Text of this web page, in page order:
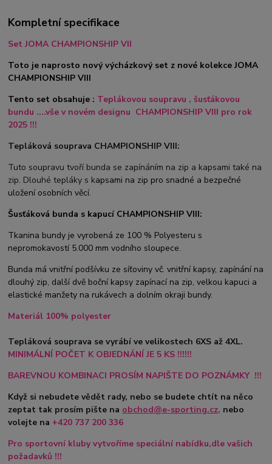
Kompletní specifikace
Set JOMA CHAMPIONSHIP VII
Toto je naprosto nový výcházkový set z nové kolekce JOMA
CHAMPIONSHIP VIII
Tento set obsahuje : Teplákovou soupravu , šusťákovou
bundu ....vše v novém designu CHAMPIONSHIP VIII pro rok
2025 !!!
Tepláková souprava CHAMPIONSHIP VIII:
Tuto soupravu tvoří bunda se zapínáním na zip a kapsami také na
zip. Dlouhé tepláky s kapsami na zip pro snadné a bezpečné
uložení osobních věcí.
Šusťáková bunda s kapucí CHAMPIONSHIP VIII:
Tkanina bundy je vyrobená ze 100 % Polyesteru s
nepromokavostí 5.000 mm vodního sloupece.
Bunda má vnitřní podšívku ze síťoviny vč. vnitřní kapsy, zapínání na
dlouhý zip, další dvě boční kapsy zapínací na zip, velkou kapuci a
elastické manžety na rukávech a dolním okraji bundy.
Materiál 100% polyester
Tepláková souprava se vyrábí ve velikostech 6XS až 4XL.
MINIMÁLNÍ POČET K OBJEDNÁNÍ JE 5 KS !!!!!!
BAREVNOU KOMBINACI PROSÍM NAPIŠTE DO POZNÁMKY !!!
Když si nebudete vědět rady, nebo se budete chtít na něco
zeptat tak prosím pište na obchod@e-sporting.cz, nebo
volejte na +420 737 200 336
Pro sportovní kluby vytvoříme speciální nabídku,dle vašich
požadavků !!!